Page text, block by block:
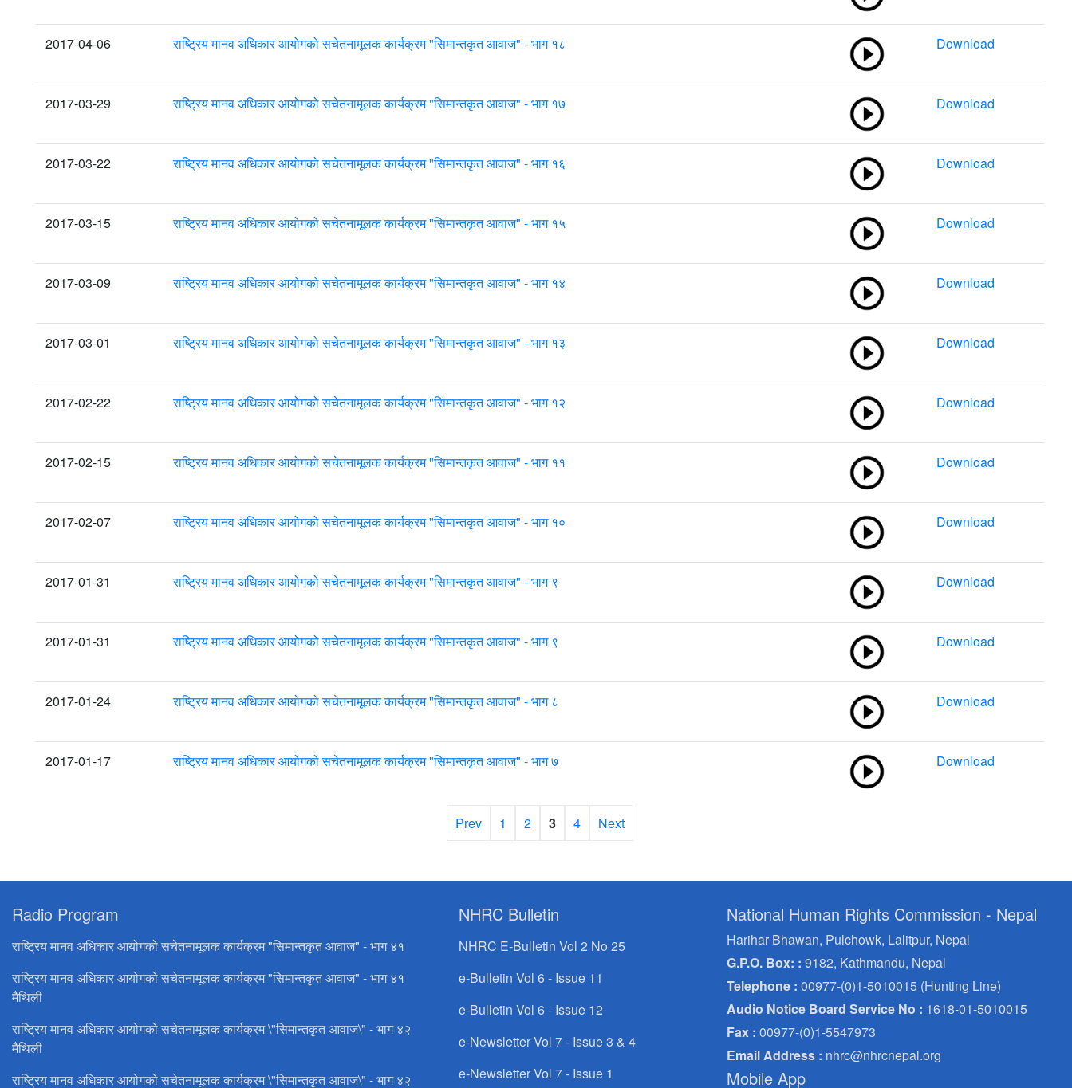
2017-04-06 राष्ट्रिय मानव अधिकार आयोगको सचेतनामूलक कार्यक्रम "सिमान्तकृत आवाज" - भाग १८ Download
2017-03-29 राष्ट्रिय मानव अधिकार आयोगको सचेतनामूलक कार्यक्रम "सिमान्तकृत आवाज" - भाग १७ Download
2017-03-22 राष्ट्रिय मानव अधिकार आयोगको सचेतनामूलक कार्यक्रम "सिमान्तकृत आवाज" - भाग १६ Download
2017-03-15 राष्ट्रिय मानव अधिकार आयोगको सचेतनामूलक कार्यक्रम "सिमान्तकृत आवाज" - भाग १५ Download
2017-03-09 राष्ट्रिय मानव अधिकार आयोगको सचेतनामूलक कार्यक्रम "सिमान्तकृत आवाज" - भाग १४ Download
2017-03-01 राष्ट्रिय मानव अधिकार आयोगको सचेतनामूलक कार्यक्रम "सिमान्तकृत आवाज" - भाग १३ Download
2017-02-22 राष्ट्रिय मानव अधिकार आयोगको सचेतनामूलक कार्यक्रम "सिमान्तकृत आवाज" - भाग १२ Download
2017-02-15 राष्ट्रिय मानव अधिकार आयोगको सचेतनामूलक कार्यक्रम "सिमान्तकृत आवाज" - भाग ११ Download
2017-02-07 राष्ट्रिय मानव अधिकार आयोगको सचेतनामूलक कार्यक्रम "सिमान्तकृत आवाज" - भाग १० Download
2017-01-31 राष्ट्रिय मानव अधिकार आयोगको सचेतनामूलक कार्यक्रम "सिमान्तकृत आवाज" - भाग ९ Download
2017-01-31 राष्ट्रिय मानव अधिकार आयोगको सचेतनामूलक कार्यक्रम "सिमान्तकृत आवाज" - भाग ९ Download
2017-01-24 राष्ट्रिय मानव अधिकार आयोगको सचेतनामूलक कार्यक्रम "सिमान्तकृत आवाज" - भाग ८ Download
2017-01-17 राष्ट्रिय मानव अधिकार आयोगको सचेतनामूलक कार्यक्रम "सिमान्तकृत आवाज" - भाग ७ Download
Prev 1 2 3 4 Next
Radio Program
राष्ट्रिय मानव अधिकार आयोगको सचेतनामूलक कार्यक्रम "सिमान्तकृत आवाज" - भाग ४१
राष्ट्रिय मानव अधिकार आयोगको सचेतनामूलक कार्यक्रम "सिमान्तकृत आवाज" - भाग ४१
मैथिली
राष्ट्रिय मानव अधिकार आयोगको सचेतनामूलक कार्यक्रम \"सिमान्तकृत आवाज\" - भाग ४२
मैथिली
राष्ट्रिय मानव अधिकार आयोगको सचेतनामूलक कार्यक्रम \"सिमान्तकृत आवाज\" - भाग ४२
NHRC Bulletin
NHRC E-Bulletin Vol 2 No 25
e-Bulletin Vol 6 - Issue 11
e-Bulletin Vol 6 - Issue 12
e-Newsletter Vol 7 - Issue 3 & 4
e-Newsletter Vol 7 - Issue 1
National Human Rights Commission - Nepal
Harihar Bhawan, Pulchowk, Lalitpur, Nepal
G.P.O. Box: : 9182, Kathmandu, Nepal
Telephone : 00977-(0)1-5010015 (Hunting Line)
Audio Notice Board Service No : 1618-01-5010015
Fax : 00977-(0)1-5547973
Email Address : nhrc@nhrcnepal.org
Mobile App